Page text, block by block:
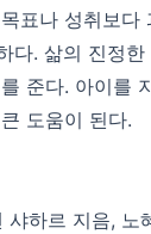
표나 성취보다
다. 삶의 진정한
준다. 아이를
도움이 된다.
하르 지음, 노